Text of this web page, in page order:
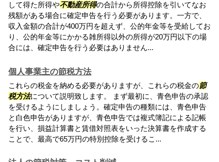
して得た所得や不動産所得の合計から所得控除を引いてなお
残額がある場合に確定申告を行う必要があります。一方で、
収入金額の合計が400万円を超えず、公的年金等を受給してお
り、公的年金等にかかる雑所得以外の所得が20万円以下の場
合には、確定申告を行う必要はありません...
個人事業主の節税方法
これらの税金を納める必要がありますが、これらの税金の節
税方法について説明致します。 まず最初に、青色申告の承認
を受けるようにしましょう。確定申告の種類には、青色申告
と白色申告がありますが、青色申告では複式簿記による記帳
を行い、損益計算書と賃借対照表をいった決算書を作成する
ことで、最高で65万円の特別控除を受けるこ...